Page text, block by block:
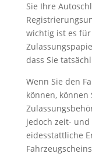
Sie Ihre
wichtig ist es
dass Sie
Wenn Sie den
können,
jedoch zeit-
eidesstattliche